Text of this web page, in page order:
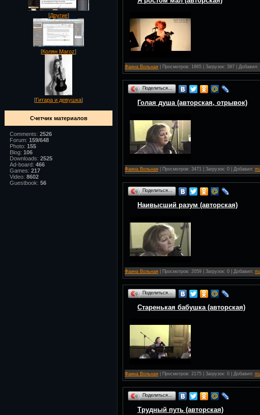
[Другие]
[Колян Maroz]
[Гитара и девушка]
Счетчик материалов
Comments: 2526
Forum: 159/648
Photo: 155
Blog: 106
Downloads: 2525
Ad-board: 466
Games: 217
Video: 8602
Guestbook: 56
Фаина Вольная | Просмотров: 1865 | Загрузок: 397 | Добавил:
Поделиться…
Голая душа (авторская, отрывок)
Фаина Вольная | Просмотров: 3471 | Загрузок: 0 | Добавил:
Поделиться…
Наивысший разум (авторская)
Фаина Вольная | Просмотров: 2059 | Загрузок: 0 | Добавил:
Поделиться…
Старенькая бабушка (авторская)
Фаина Вольная | Просмотров: 2175 | Загрузок: 0 | Добавил:
Поделиться…
Трудный путь (авторская)